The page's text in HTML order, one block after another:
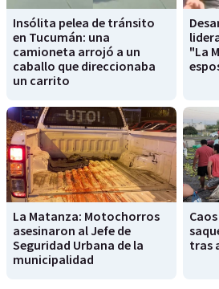
Insólita pelea de tránsito
en Tucumán: una
camioneta arrojó a un
caballo que direccionaba
un carrito
"La
La Matanza: Motochorros
asesinaron al Jefe de
Seguridad Urbana de la
municipalidad
tras